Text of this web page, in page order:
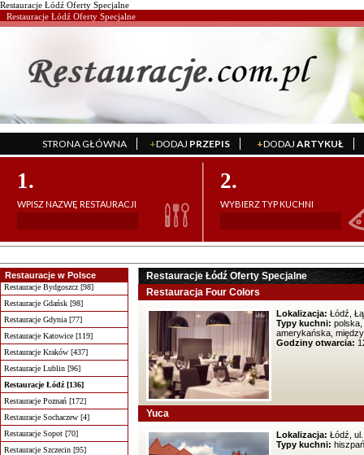
Restauracje Łódź Oferty Specjalne
Restauracje Łódź Oferty Specjalne
STRONA GŁÓWNA +DODAJ PRZEPIS +DODAJ ARTYKUŁ
1.
WPISZ NAZWĘ RESTAURACJI
2.
WYBIERZ TYP KUCHNI
Restauracje w Polsce
Restauracje Bydgoszcz [98]
Restauracje Gdańsk [98]
Restauracje Gdynia [77]
Restauracje Katowice [119]
Restauracje Kraków [437]
Restauracje Lublin [96]
Restauracje Łódź [136]
Restauracje Poznań [172]
Restauracje Sochaczew [4]
Restauracje Sopot [70]
Restauracje Szczecin [95]
Restauracje Łódź Oferty Specjalne
Restauracja Four Colors
Lokalizacja: Łódź,
Typy kuchni: polska,
amerykańska,
Godziny otwarcia:
Yuca
Lokalizacja: Łódź, ul.
Typy kuchni: